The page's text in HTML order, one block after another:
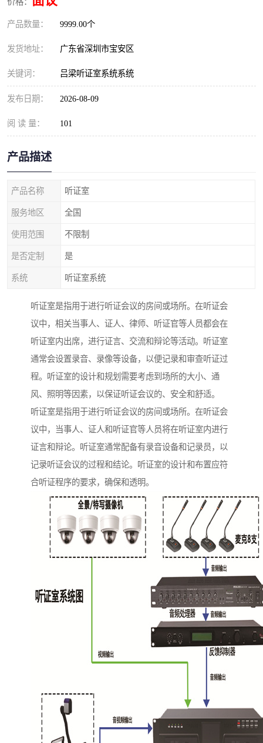
产品数量： 9999.00个
发货地址： 广东省深圳市宝安区
关键词： 吕梁听证室系统系统
发布日期： 2026-08-09
阅 读 量： 101
产品描述
产品名称 听证室
服务地区 全国
使用范围 不限制
是否定制 是
系统 听证室系统
听证室是指用于进行听证会议的房间或场所。在听证会
议中，相关当事人、证人、律师、听证官等人员都会在
听证室内出席，进行证言、交流和辩论等活动。听证室
通常会设置录音、录像等设备，以便记录和审查听证过
程。听证室的设计和规划需要考虑到场所的大小、通
风、照明等因素，以保证听证会议的、安全和舒适。
听证室是指用于进行听证会议的房间或场所。在听证会
议中，当事人、证人和听证官等人员将在听证室内进行
证言和辩论。听证室通常配备有录音设备和记录员，以
记录听证会议的过程和结论。听证室的设计和布置应符
合听证程序的要求，确保和透明。